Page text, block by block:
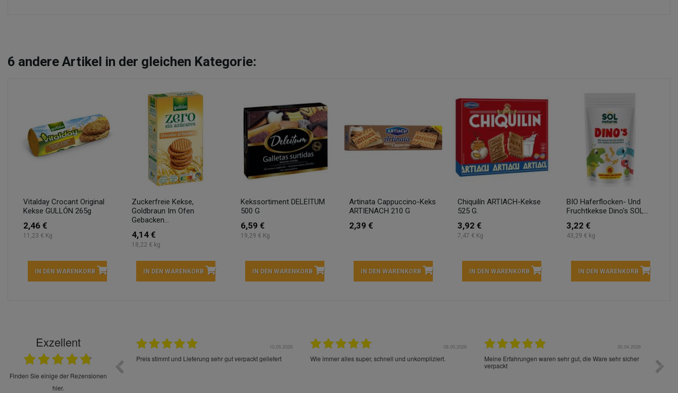
6 andere Artikel in der gleichen Kategorie:
Vitalday Crocant Original
Kekse GULLÓN 265g
2,46 €
11,23 € Kg
IN DEN WARENKORB
Zuckerfreie Kekse,
Goldbraun Im Ofen
Gebacken...
4,14 €
18,22 € kg
IN DEN WARENKORB
Kekssortiment DELEITUM
500 G
6,59 €
19,29 € Kg
IN DEN WARENKORB
Artinata Cappuccino-Keks
ARTIENACH 210 G
2,39 €
IN DEN WARENKORB
Chiquilín ARTIACH-Kekse
525 G.
3,92 €
7,47 € Kg
IN DEN WARENKORB
BIO Haferflocken- Und
Fruchtkekse Dino's SOL...
3,22 €
43,29 € kg
IN DEN WARENKORB
Exzellent
finden Sie einige der Rezensionen
hier.
schnell und im Guten Zustand geliefert
10.05.2026
Preis stimmt und Lieferung sehr gut verpackt geliefert
08.05.2026
Wie immer alles super, schnell und unkompliziert.
30.04.2026
Meine Erfahrungen waren sehr gut, die Ware sehr sicher
verpackt